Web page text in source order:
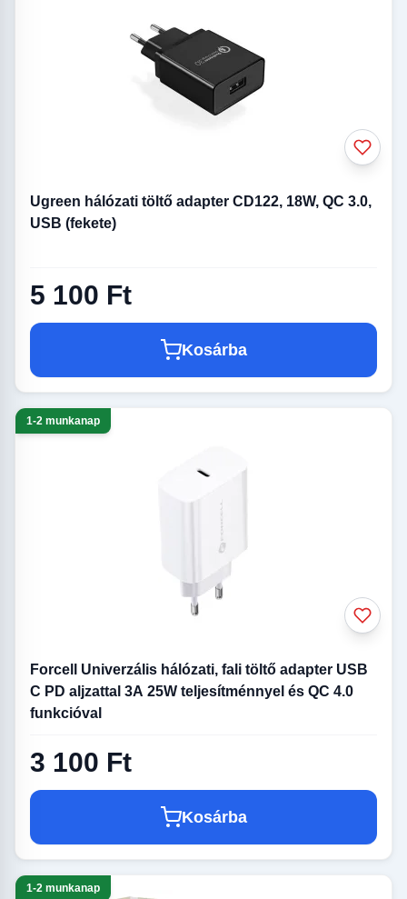
Ugreen hálózati töltő adapter CD122, 18W, QC 3.0,
USB (fekete)
5 100 Ft
Kosárba
1-2 munkanap
Forcell Univerzális hálózati, fali töltő adapter USB
C PD aljzattal 3A 25W teljesítménnyel és QC 4.0
funkcióval
3 100 Ft
Kosárba
1-2 munkanap